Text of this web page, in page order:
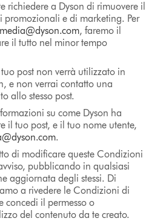
richiedere a Dyson di rimuovere il
promozionali e di marketing. Per
, faremo il
il tutto nel minor tempo
post non verrà utilizzato in
e non verrai contatto una
allo stesso post.
su come Dyson ha
il tuo post, e il tuo nome utente,
.
di modificare queste Condizioni
pubblicando in qualsiasi
aggiornata degli stessi. Di
a rivedere le Condizioni di
concedi il permesso o
del contenuto da te creato.